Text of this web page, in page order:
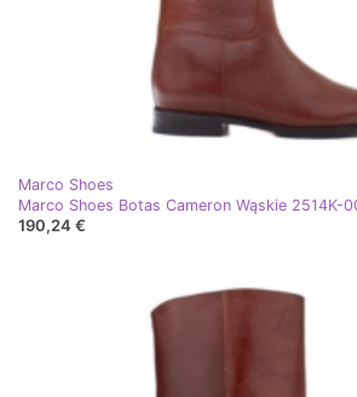
Marco Shoes
Marco Shoes Botas Cameron Wąskie 2514K-
190,24 €